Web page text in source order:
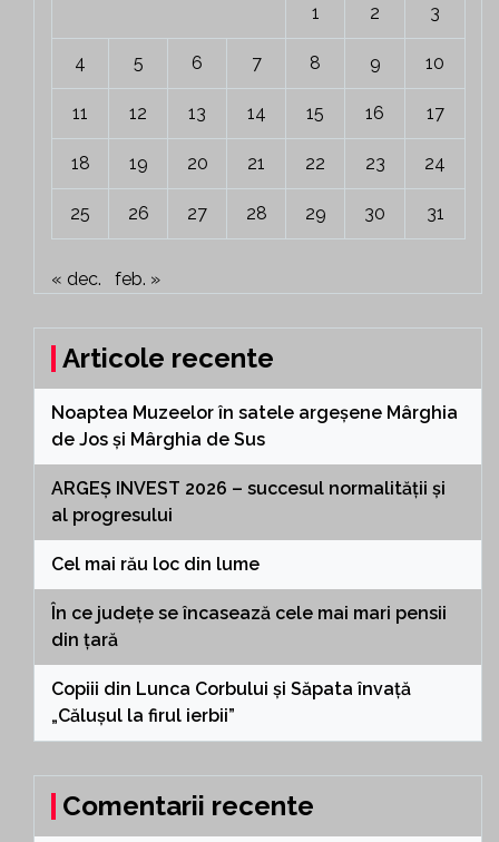
1
2 3
4 5 6 7 8 9 10
11 12 13 14 15 16 17
18 19 20 21 22 23 24
25 26 27 28 29 30 31
« dec. feb. »
Articole recente
Noaptea Muzeelor în satele argeșene Mârghia
de Jos și Mârghia de Sus
ARGEȘ INVEST 2026 – succesul normalității și
al progresului
Cel mai rău loc din lume
În ce județe se încasează cele mai mari pensii
din țară
Copiii din Lunca Corbului și Săpata învață
„Călușul la firul ierbii”
Comentarii recente